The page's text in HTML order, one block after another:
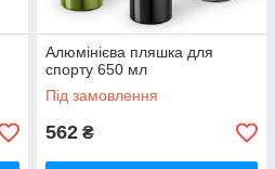
Алюмінієва пляшка для
спорту 650 мл
Під замовлення
562 ₴